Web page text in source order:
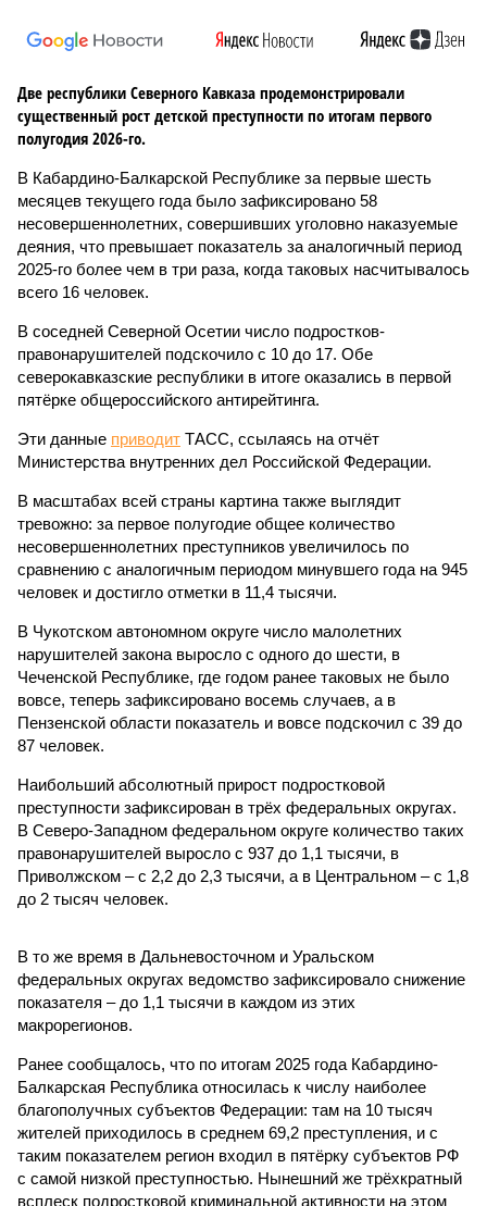
Две республики Северного Кавказа продемонстрировали
существенный рост детской преступности по итогам первого
полугодия 2026-го.
В Кабардино-Балкарской Республике за первые шесть
месяцев текущего года было зафиксировано 58
несовершеннолетних, совершивших уголовно наказуемые
деяния, что превышает показатель за аналогичный период
2025-го более чем в три раза, когда таковых насчитывалось
всего 16 человек.
В соседней Северной Осетии число подростков-
правонарушителей подскочило с 10 до 17. Обе
северокавказские республики в итоге оказались в первой
пятёрке общероссийского антирейтинга.
Эти данные приводит ТАСС, ссылаясь на отчёт
Министерства внутренних дел Российской Федерации.
В масштабах всей страны картина также выглядит
тревожно: за первое полугодие общее количество
несовершеннолетних преступников увеличилось по
сравнению с аналогичным периодом минувшего года на 945
человек и достигло отметки в 11,4 тысячи.
В Чукотском автономном округе число малолетних
нарушителей закона выросло с одного до шести, в
Чеченской Республике, где годом ранее таковых не было
вовсе, теперь зафиксировано восемь случаев, а в
Пензенской области показатель и вовсе подскочил с 39 до
87 человек.
Наибольший абсолютный прирост подростковой
преступности зафиксирован в трёх федеральных округах.
В Северо-Западном федеральном округе количество таких
правонарушителей выросло с 937 до 1,1 тысячи, в
Приволжском – с 2,2 до 2,3 тысячи, а в Центральном – с 1,8
до 2 тысяч человек.
В то же время в Дальневосточном и Уральском
федеральных округах ведомство зафиксировало снижение
показателя – до 1,1 тысячи в каждом из этих
макрорегионов.
Ранее сообщалось, что по итогам 2025 года Кабардино-
Балкарская Республика относилась к числу наиболее
благополучных субъектов Федерации: там на 10 тысяч
жителей приходилось в среднем 69,2 преступления, и с
таким показателем регион входил в пятёрку субъектов РФ
с самой низкой преступностью. Нынешний же трёхкратный
всплеск подростковой криминальной активности на этом